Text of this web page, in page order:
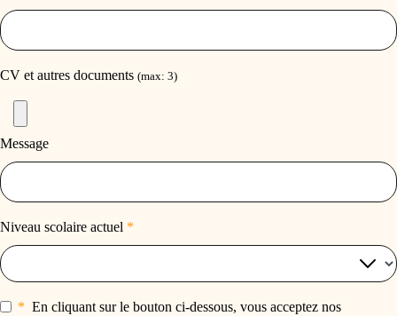
CV et autres documents (max: 3)
Message
Niveau scolaire actuel *
* En cliquant sur le bouton ci-dessous, vous acceptez nos